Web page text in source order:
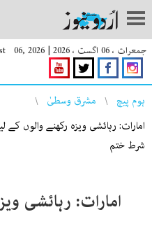
جمعرات ، 06 اگست ، 2026 |
06, 2026
You are here
ہوم پیچ
مشرق وسطیٰ
امارات: رہائشی ویزہ رکھنے والوں
شرط ختم
امارات: رہائشی